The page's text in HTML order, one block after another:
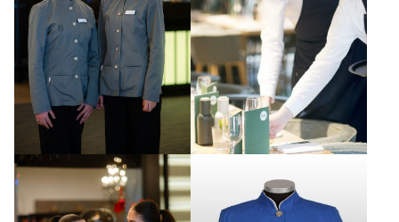
Presse
We are Family
Social Support
Produkte A – W
TIPPS & SERVICE
Tipps Baukastensystem
Stick & Druck over all